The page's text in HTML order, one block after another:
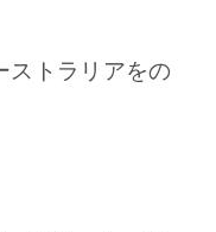
ストラリアをの